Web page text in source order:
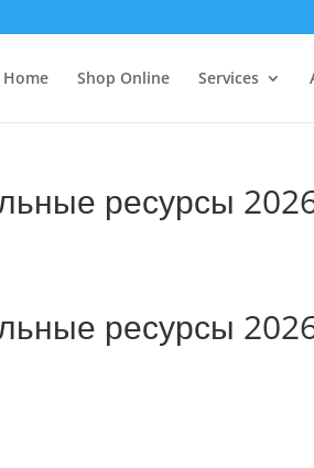
Home Shop Online Services
ресурсы
ресурсы